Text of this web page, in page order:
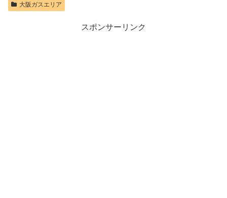
大阪ガスエリア
スポンサーリンク